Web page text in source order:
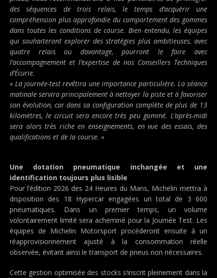
des séquences de trois relais, le temps d’acquérir une
compréhension plus approfondie du comportement des gommes
dans toutes les conditions de course. Bien entendu, les équipes
qui souhaiteront explorer des stratégies plus ambitieuses, avec
quatre relais ou davantage, pourront le faire avec
l’accompagnement et l’expertise de nos Conseillers Techniques
d’Écurie.
« La journée-test revêtira une importance particulière. La séance
matinale servira principalement à nettoyer la piste et à favoriser
son évolution, car dans sa configuration complète de plus de 13
kilomètres, le circuit sera encore très peu gommé. L’après-midi
sera alors très riche en enseignements, en vue des essais, des
qualifications et de la course. »
Une dotation pneumatique inchangée et une
identification toujours plus lisible
Pour l’édition 2026 des 24 Heures du Mans, Michelin mettra à
disposition des 18 Hypercar engagées un total de 3 600
pneumatiques. Dans un premier temps, un volume
volontairement limité sera acheminé pour la Journée Test. Les
équipes de Michelin Motorsport procéderont ensuite à un
réapprovisionnement ajusté à la consommation réelle
observée, évitant ainsi le transport de pneus non nécessaires.
Cette gestion optimisée des stocks s’inscrit pleinement dans la